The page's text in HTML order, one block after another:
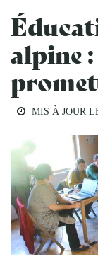
alpine
MIS À JOUR